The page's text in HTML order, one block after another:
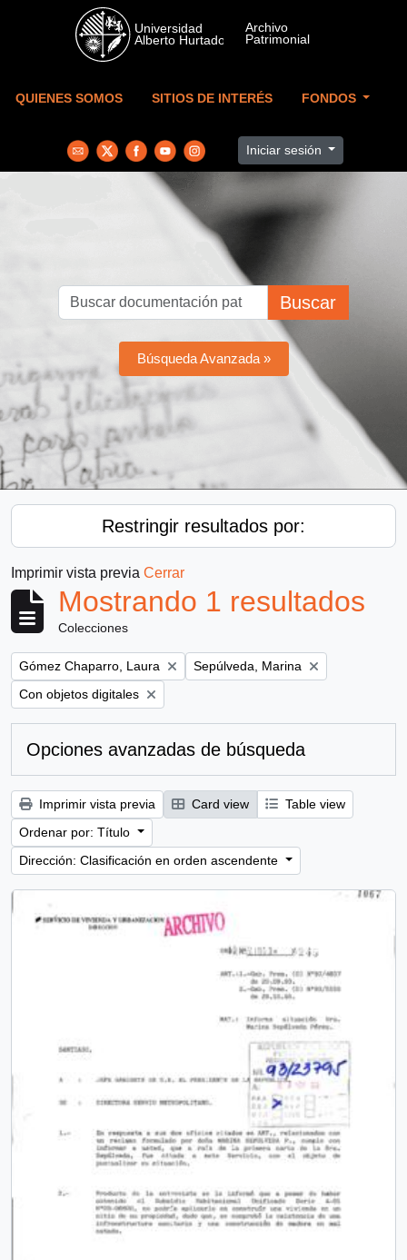
Skip to main content
QUIENES SOMOS SITIOS DE INTERÉS FONDOS
Iniciar sesión
Buscar
Búsqueda Avanzada »
Restringir resultados por:
Imprimir vista previa Cerrar
Mostrando 1 resultados
Colecciones
Remove filter:
Gómez Chaparro, Laura Remove filter:
Sepúlveda, Marina
Remove filter:
Con objetos digitales
Opciones avanzadas de búsqueda
Imprimir vista previa Card view
Table view
Ordenar por: Título
Dirección: Clasificación en orden ascendente